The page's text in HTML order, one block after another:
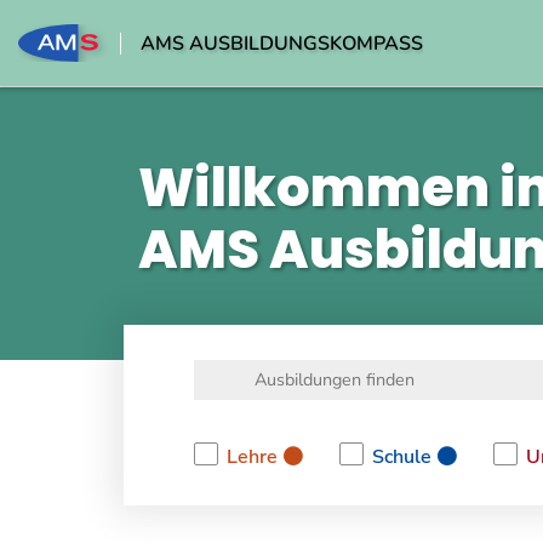
AMS AUSBILDUNGSKOMPASS
Willkommen
AMS
Lehre
Schule